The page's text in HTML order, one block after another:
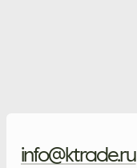
info@ktrade.ru